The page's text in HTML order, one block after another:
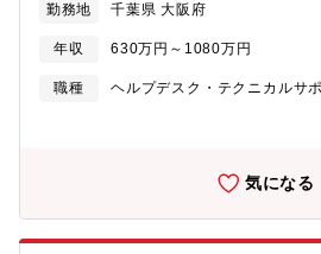
アの設計・開発・TDKデバイスを活用し
理、機械学習等)開発、及び組み込みシ
イスを活用した新規性の高いシステム
発、及び顧客への提案【募集背景】TDK
ドライバとした先手のポートフォリオ運
クチュエータといった強みをソフトウェ
し、パッケージとして価値を提供するア
ら、ARグラスや予知保全など、新しい
ます。これらを実現するため、デバイス
勤務地 千葉県 大阪府
年収 630万円～1080万円
職種
ヘルプデスク・テクニカルサ
気になる